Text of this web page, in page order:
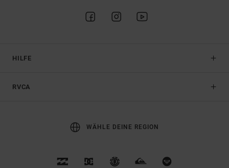
HILFE
RVCA
WÄHLE DEINE REGION